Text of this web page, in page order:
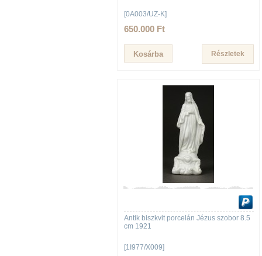
[0A003/UZ-K]
650.000 Ft
Részletek
Antik biszkvit porcelán Jézus szobor 8.5
cm 1921
[1I977/X009]